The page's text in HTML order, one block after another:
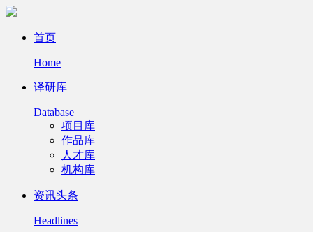
首页
Home
译研库
Database
项目库
作品库
人才库
机构库
资讯头条
Headlines